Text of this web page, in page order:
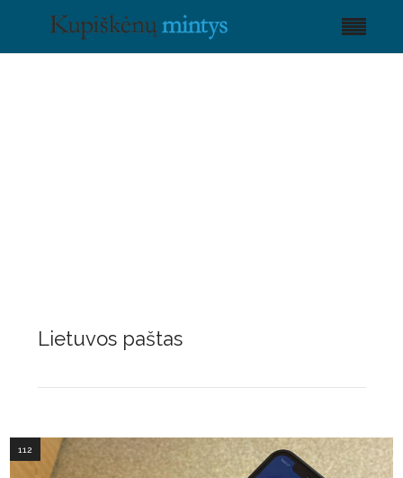
Lietuvos paštas
112